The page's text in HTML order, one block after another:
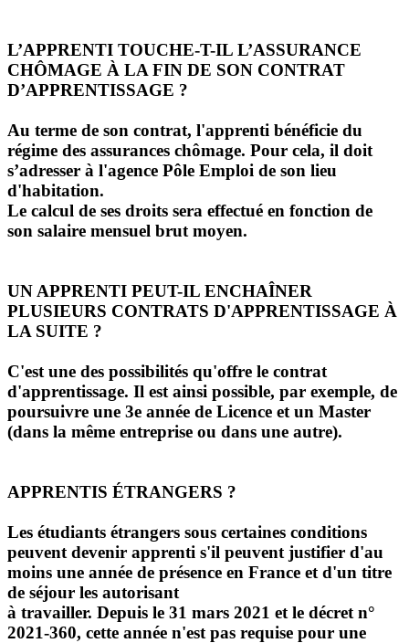
L’APPRENTI TOUCHE-T-IL L’ASSURANCE
CHÔMAGE À LA FIN DE SON CONTRAT
D’APPRENTISSAGE ?
Au terme de son contrat, l'apprenti bénéficie du
régime des assurances chômage. Pour cela, il doit
s’adresser à l'agence Pôle Emploi de son lieu
d'habitation.
Le calcul de ses droits sera effectué en fonction de
son salaire mensuel brut moyen.
UN APPRENTI PEUT-IL ENCHAÎNER
PLUSIEURS CONTRATS D'APPRENTISSAGE À
LA SUITE ?
C'est une des possibilités qu'offre le contrat
d'apprentissage. Il est ainsi possible, par exemple, de
poursuivre une 3e année de Licence et un Master
(dans la même entreprise ou dans une autre).
APPRENTIS ÉTRANGERS ?
Les étudiants étrangers sous certaines conditions
peuvent devenir apprenti s'il peuvent justifier d'au
moins une année de présence en France et d'un titre
de séjour les autorisant
à travailler. Depuis le 31 mars 2021 et le décret n°
2021-360, cette année n'est pas requise pour une